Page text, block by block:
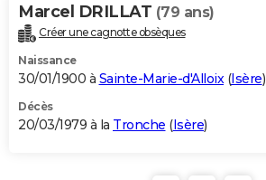
Marcel DRILLAT (79 ans)
Créer une cagnotte obsèques
Naissance
30/01/1900 à Sainte-Marie-d'Alloix (Isère)
Décès
20/03/1979 à la Tronche (Isère)